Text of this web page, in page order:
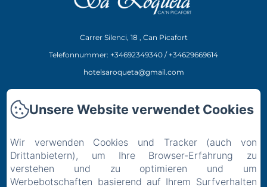
Carrer Silenci, 18 , Can Picafort
Telefonnummer: +34692349340 / +34629669614
hotelsaroqueta@gmail.com
Restaurant
Ort
Kontakt
Datenschutzerklärung
Unsere Website verwendet Cookies
Wir verwenden Cookies und Tracker (auch von
Drittanbietern), um Ihre Browser-Erfahrung zu
verstehen und zu optimieren und um
Werbebotschaften basierend auf Ihrem Surfverhalten